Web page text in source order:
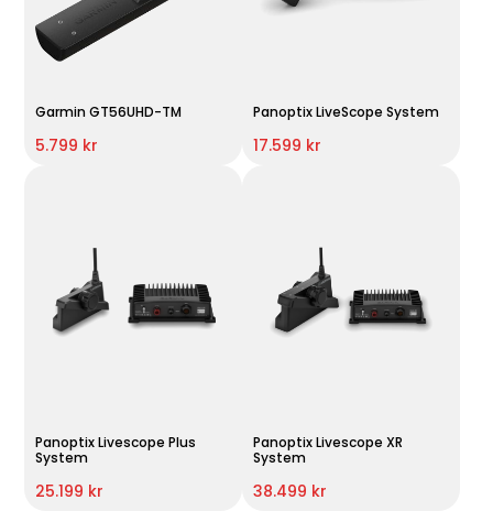
Garmin GT56UHD-TM
5.799 kr
Panoptix LiveScope System
17.599 kr
Panoptix Livescope Plus
System
25.199 kr
Panoptix Livescope XR
System
38.499 kr